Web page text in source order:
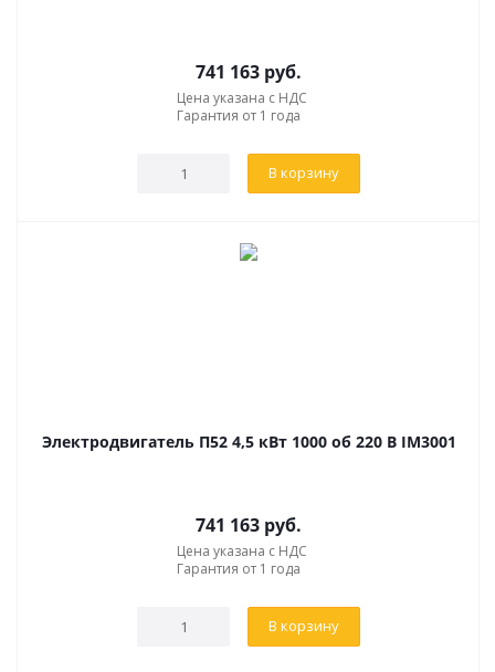
741 163 руб.
Цена указана с НДС
Гарантия от 1 года
В корзину
Электродвигатель П52 4,5 кВт 1000 об 220 В IM3001
741 163 руб.
Цена указана с НДС
Гарантия от 1 года
В корзину